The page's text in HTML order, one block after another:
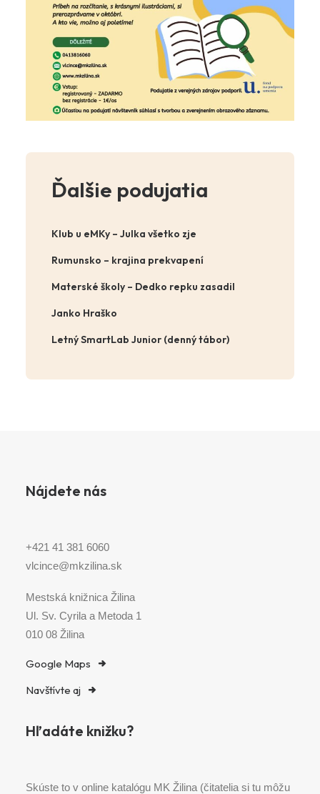
Ďalšie podujatia
Klub u eMKy – Julka všetko zje
Rumunsko – krajina prekvapení
Materské školy – Dedko repku zasadil
Janko Hraško
Letný SmartLab Junior (denný tábor)
Nájdete nás
+421 41 381 6060
vlcince@mkzilina.sk
Mestská knižnica Žilina
Ul. Sv. Cyrila a Metoda 1
010 08 Žilina
Google Maps
Navštívte aj
Hľadáte knižku?
Skúste to v online katalógu MK Žilina (čitatelia si tu môžu